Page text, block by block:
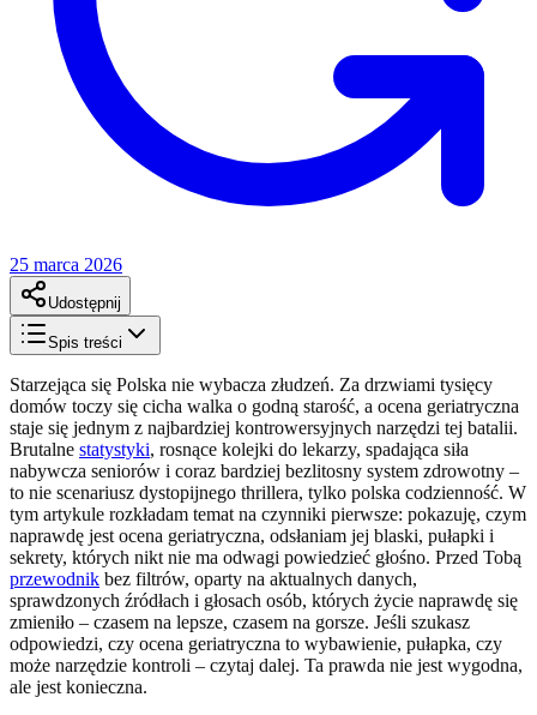
25 marca 2026
Udostępnij
Spis treści
Starzejąca się Polska nie wybacza złudzeń. Za drzwiami tysięcy
domów toczy się cicha walka o godną starość, a ocena geriatryczna
staje się jednym z najbardziej kontrowersyjnych narzędzi tej batalii.
Brutalne statystyki, rosnące kolejki do lekarzy, spadająca siła
nabywcza seniorów i coraz bardziej bezlitosny system zdrowotny –
to nie scenariusz dystopijnego thrillera, tylko polska codzienność. W
tym artykule rozkładam temat na czynniki pierwsze: pokazuję, czym
naprawdę jest ocena geriatryczna, odsłaniam jej blaski, pułapki i
sekrety, których nikt nie ma odwagi powiedzieć głośno. Przed Tobą
przewodnik bez filtrów, oparty na aktualnych danych,
sprawdzonych źródłach i głosach osób, których życie naprawdę się
zmieniło – czasem na lepsze, czasem na gorsze. Jeśli szukasz
odpowiedzi, czy ocena geriatryczna to wybawienie, pułapka, czy
może narzędzie kontroli – czytaj dalej. Ta prawda nie jest wygodna,
ale jest konieczna.